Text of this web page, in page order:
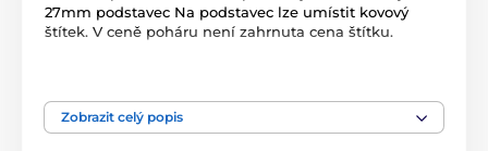
27mm podstavec Na podstavec lze umístit kovový
štítek. V ceně poháru není zahrnuta cena štítku.
Jezdectví Dřevěné trofeje WF002
Zobrazit celý popis